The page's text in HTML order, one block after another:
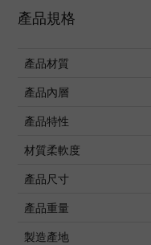
產品規格
產品材質
產品內層
產品特性
材質柔軟度
產品尺寸
產品重量
製造產地